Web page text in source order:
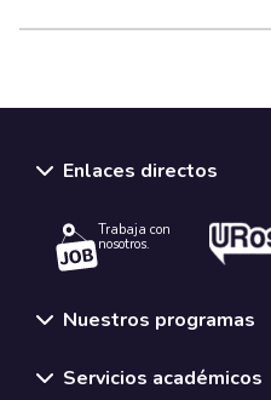
Enlaces directos
Trabaja con
nosotros.
Nuestros programas
Servicios académicos